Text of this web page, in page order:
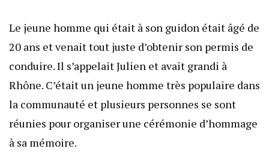
Le jeune homme qui était à son guidon était âgé de
20 ans et venait tout juste d’obtenir son permis de
conduire. Il s’appelait Julien et avait grandi à
Rhône. C’était un jeune homme très populaire dans
la communauté et plusieurs personnes se sont
réunies pour organiser une cérémonie d’hommage
à sa mémoire.